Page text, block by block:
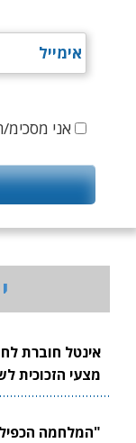
אני
אינטל חוברת
מצעי הזכוכית
"המלחמה הכפילה פי 5 את שוק